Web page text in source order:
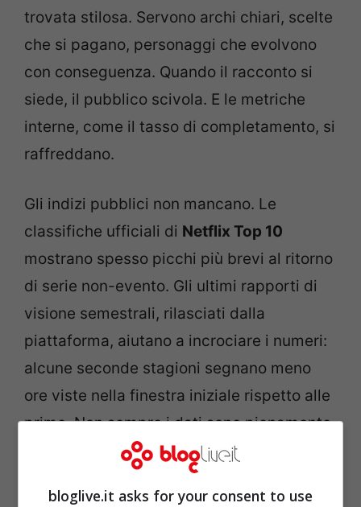
trovata stilosa. Servono archi chiari, scelte
che si pagano, personaggi che evolvono
con conseguenza. Quando il racconto si
siede, il pubblico scivola. E le metriche
interne, come il tasso di completamento, si
raffreddano.
Gli indizi pubblici non mancano. Le
classifiche ufficiali di Netflix Top 10
mostrano spesso picchi più brevi al ritorno
di serie non-evento. Gli ultimi rapporti di
visione semestrali, rilasciati dalla
piattaforma, aiutano a incrociare i numeri:
alcune seconde stagioni segnano meno
ore viste nella finestra iniziale rispetto alle
prime. Non sempre i dati sono pienamente
comparabili tra metriche diverse; quando
la misura cambia, il confronto è parziale.
bloglive.it asks for your consent to use